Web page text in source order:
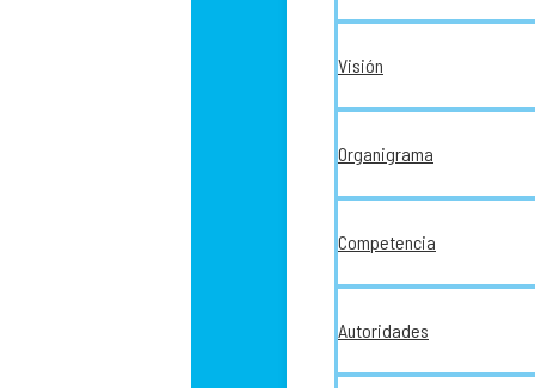
Visión
Organigrama
Competencia
Autoridades